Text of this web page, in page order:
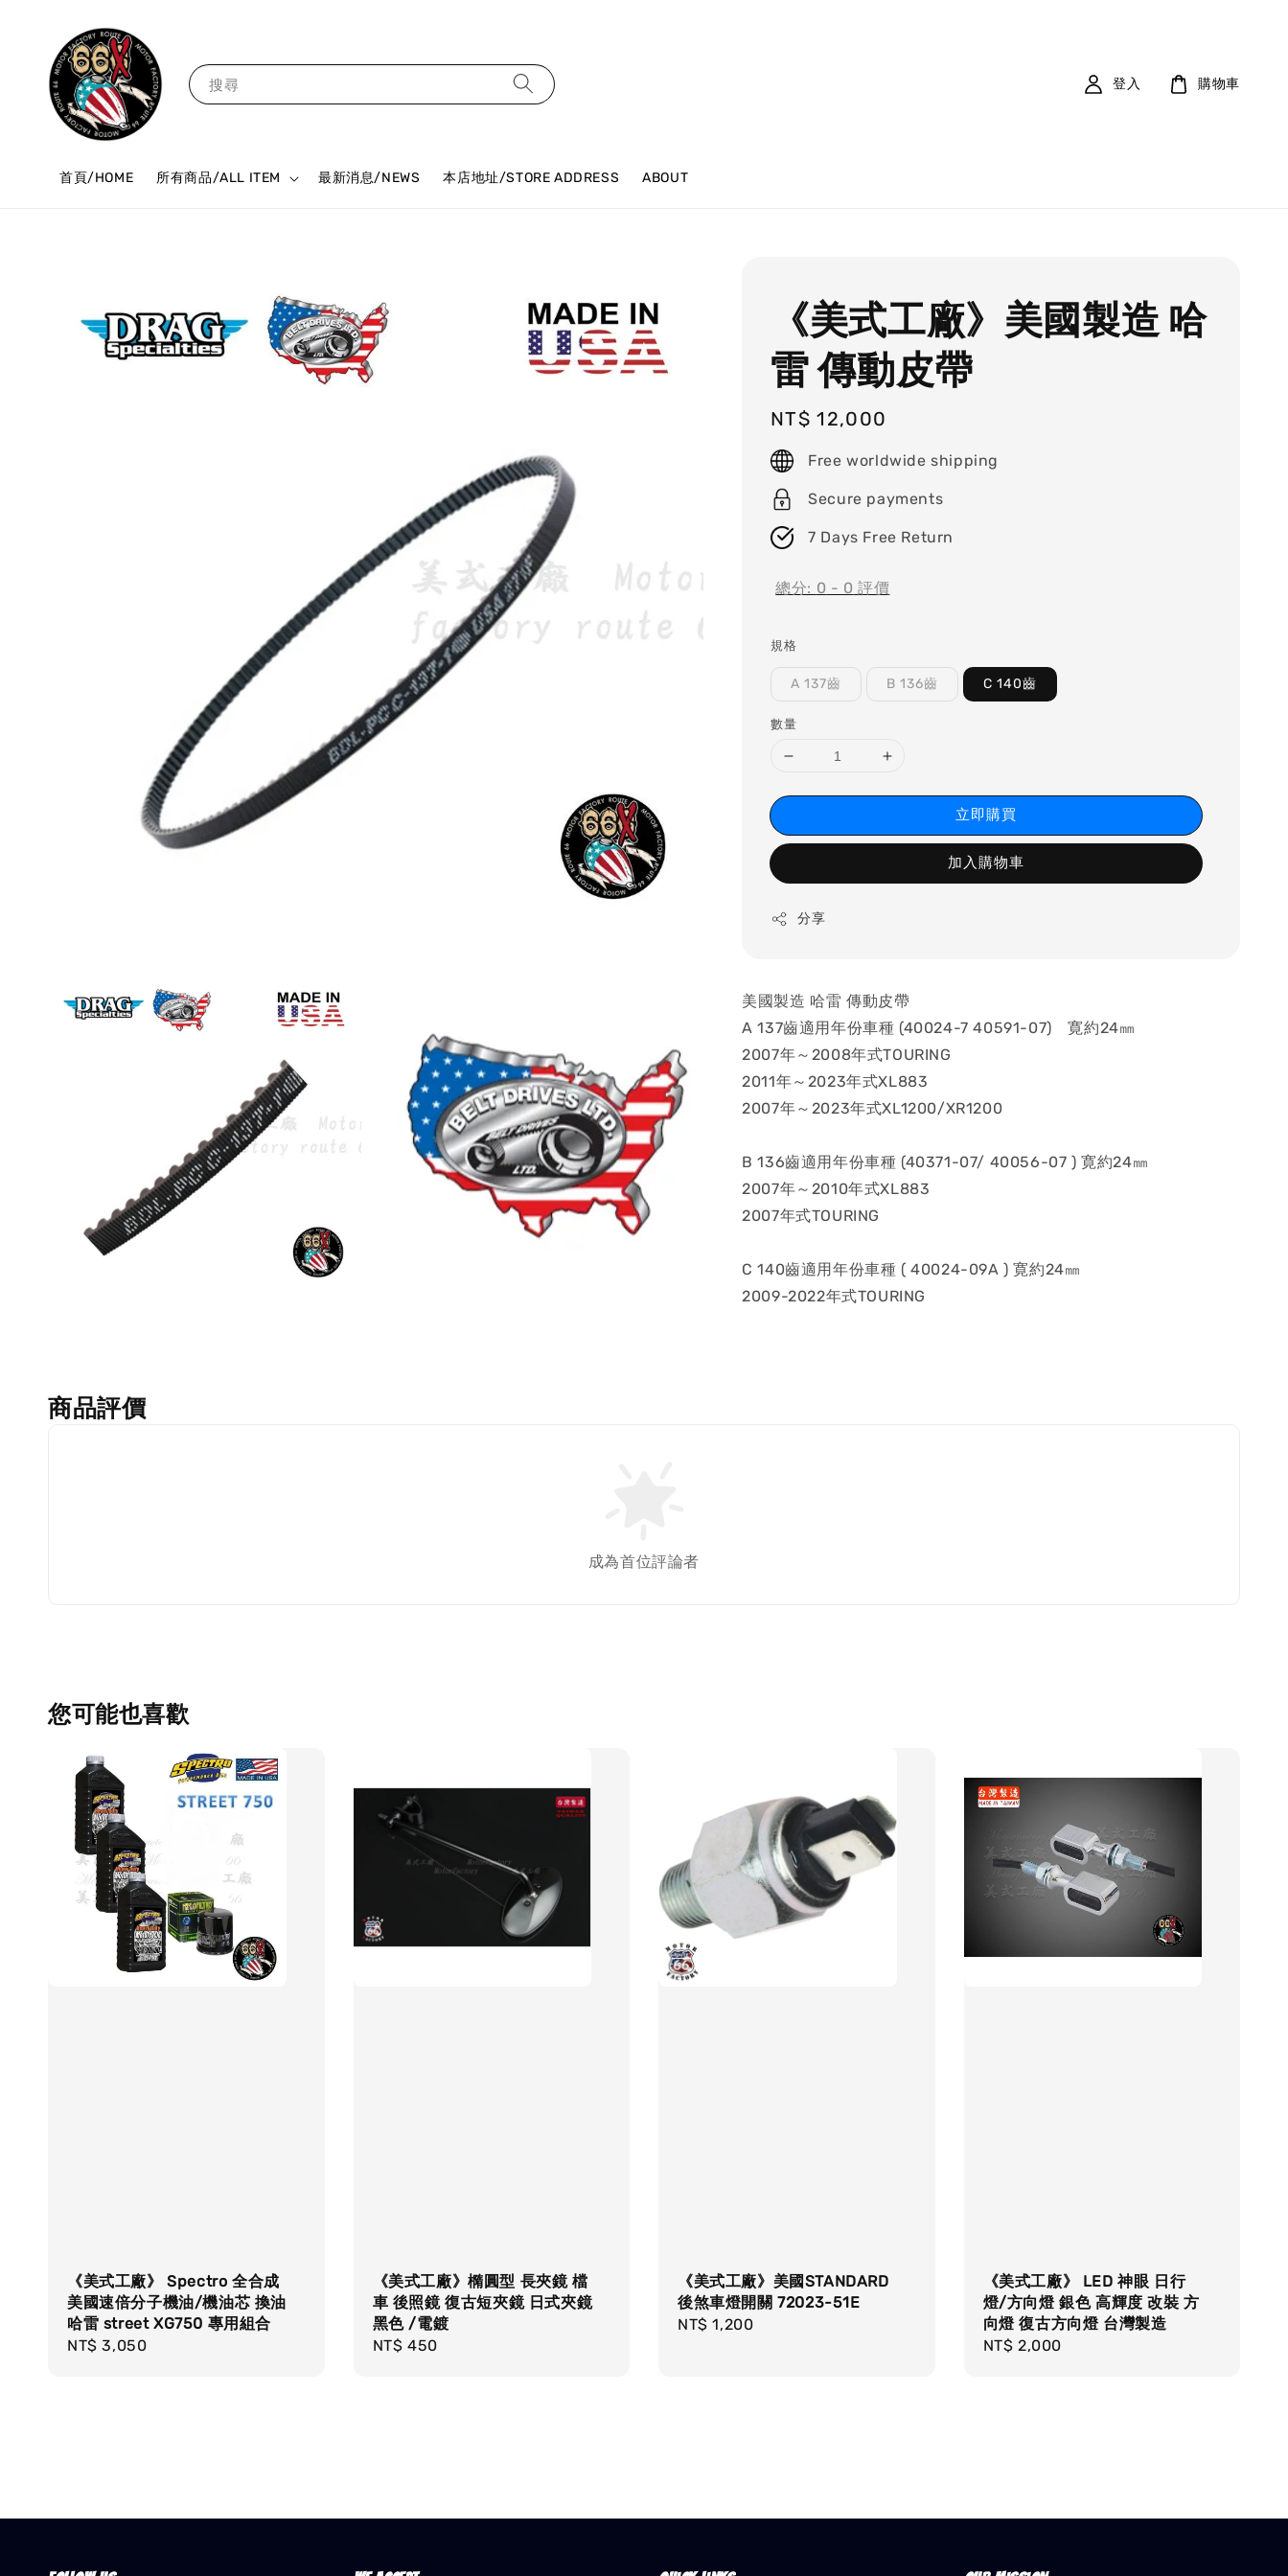
搜尋
首頁/HOME 所有商品/ALL ITEM 最新消息/NEWS 本店地址/STORE ADDRESS ABOUT
登入 購物車
《美式工廠》美國製造 哈
雷 傳動皮帶
Regular
price
NT$ 12,000
Free worldwide shipping
Secure payments
7 Days Free Return
總分: 0 - 0 評價
規格
A 137齒 B 136齒 C 140齒
數量
立即購買
加入購物車
分享
美國製造 哈雷 傳動皮帶
A 137齒適用年份車種 (40024-7 40591-07) 寛約24㎜
2007年～2008年式TOURING
2011年～2023年式XL883
2007年～2023年式XL1200/XR1200
B 136齒適用年份車種 (40371-07/ 40056-07 ) 寛約24㎜
2007年～2010年式XL883
2007年式TOURING
C 140齒適用年份車種 ( 40024-09A ) 寛約24㎜
2009-2022年式TOURING
商品評價
成為首位評論者
您可能也喜歡
《美式工廠》 Spectro 全合成
美國速倍分子機油/機油芯 換油
哈雷 street XG750 專用組合
Regular
NT$ 3,050
《美式工廠》橢圓型 長夾鏡 檔
車 後照鏡 復古短夾鏡 日式夾鏡
黑色 /電鍍
Regular
NT$ 450
《美式工廠》美國STANDARD
後煞車燈開關 72023-51E
Regular
NT$ 1,200
《美式工廠》 LED 神眼 日行
燈/方向燈 銀色 高輝度 改裝 方
向燈 復古方向燈 台灣製造
Regular
NT$ 2,000